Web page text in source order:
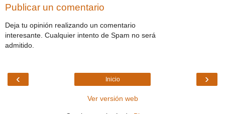
Publicar un comentario
Deja tu opinión realizando un comentario
interesante. Cualquier intento de Spam no será
admitido.
‹ ›
Inicio
Ver versión web